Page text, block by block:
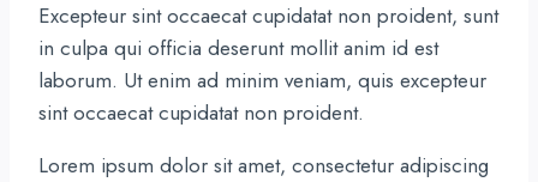
Excepteur sint occaecat cupidatat non proident, sunt
in culpa qui officia deserunt mollit anim id est
laborum. Ut enim ad minim veniam, quis excepteur
sint occaecat cupidatat non proident.
Lorem ipsum dolor sit amet, consectetur adipiscing